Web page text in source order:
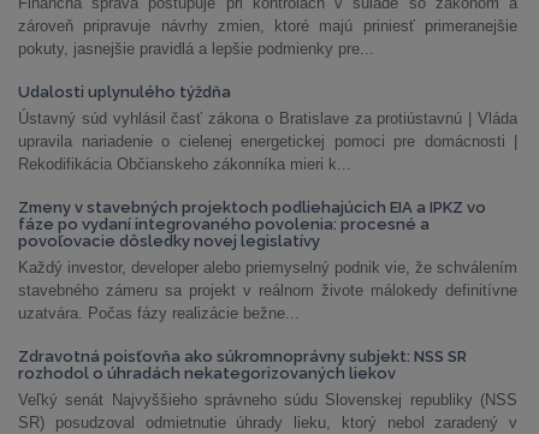
zároveň pripravuje návrhy zmien, ktoré majú priniesť primeranejšie
pokuty, jasnejšie pravidlá a lepšie podmienky pre...
Udalosti uplynulého týždňa
Ústavný súd vyhlásil časť zákona o Bratislave za protiústavnú | Vláda
upravila nariadenie o cielenej energetickej pomoci pre domácnosti |
Rekodifikácia Občianskeho zákonníka mieri k...
Zmeny v stavebných projektoch podliehajúcich EIA a IPKZ vo
fáze po vydaní integrovaného povolenia: procesné a
povoľovacie dôsledky novej legislatívy
Každý investor, developer alebo priemyselný podnik vie, že schválením
stavebného zámeru sa projekt v reálnom živote málokedy definitívne
uzatvára. Počas fázy realizácie bežne...
Zdravotná poisťovňa ako súkromnoprávny subjekt: NSS SR
rozhodol o úhradách nekategorizovaných liekov
Veľký senát Najvyššieho správneho súdu Slovenskej republiky (NSS
SR) posudzoval odmietnutie úhrady lieku, ktorý nebol zaradený v